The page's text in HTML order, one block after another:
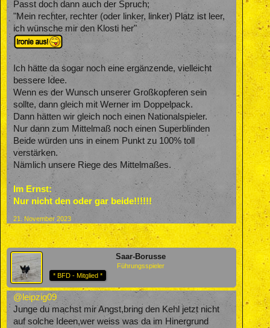
Passt doch dann auch der Spruch;
"Mein rechter, rechter (oder linker, linker) Platz ist leer,
ich wünsche mir den Klosti her"
Ich hätte da sogar noch eine ergänzende, vielleicht
bessere Idee.
Wenn es der Wunsch unserer Großkopferen sein
sollte, dann gleich mit Werner im Doppelpack.
Dann hätten wir gleich noch einen Nationalspieler.
Nur dann zum Mittelmaß noch einen Superblinden
Beide würden uns in einem Punkt zu 100% toll
verstärken.
Nämlich unsere Riege des Mittelmaßes.
Im Ernst:
Nur nicht den oder gar beide!!!!!!
21. November 2023
Saar-Borusse
Führungsspieler
* BFD - Mitglied *
@leipzig09
Junge du machst mir Angst,bring den Kehl jetzt nicht
auf solche Ideen,wer weiss was da im Hinergrund